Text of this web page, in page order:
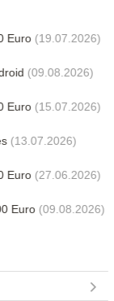
Euro(19.07.2026)
(09.08.2026)
Euro(15.07.2026)
(13.07.2026)
Euro(27.06.2026)
Euro(09.08.2026)